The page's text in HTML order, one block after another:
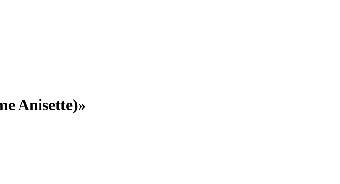
Anisette)»